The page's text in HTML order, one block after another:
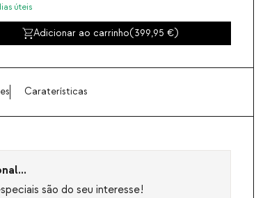
úteis
Adicionar ao carrinho(399,95 )
Caraterísticas
são do seu interesse!